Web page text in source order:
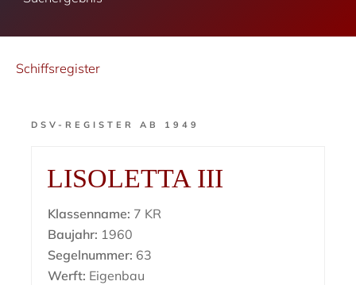
Schiffsregister
DSV-REGISTER AB 1949
LISOLETTA III
Klassenname: 7 KR
Baujahr: 1960
Segelnummer: 63
Werft: Eigenbau